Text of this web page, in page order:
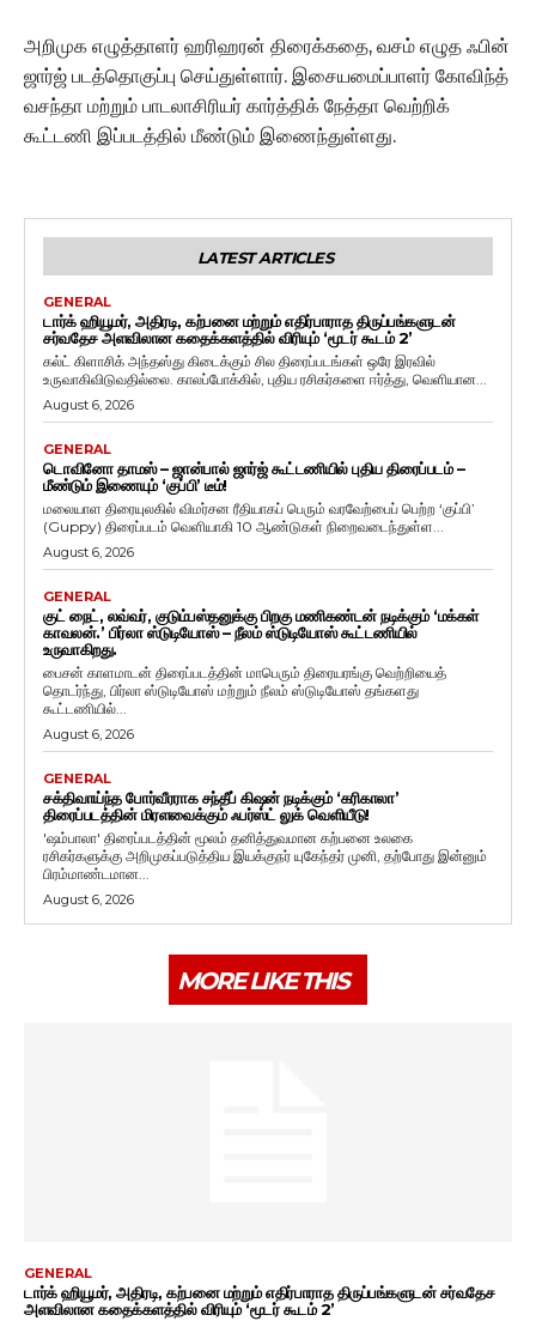
அறிமுக எழுத்தாளர் ஹரிஹரன் திரைக்கதை, வசம் எழுத ஃபின்
ஜார்ஜ் படத்தொகுப்பு செய்துள்ளார். இசையமைப்பாளர் கோவிந்த்
வசந்தா மற்றும் பாடலாசிரியர் கார்த்திக் நேத்தா வெற்றிக்
கூட்டணி இப்படத்தில் மீண்டும் இணைந்துள்ளது.
LATEST ARTICLES
GENERAL
டார்க் ஹியூமர், அதிரடி, கற்பனை மற்றும் எதிர்பாராத திருப்பங்களுடன்
சர்வதேச அளவிலான கதைக்களத்தில் விரியும் ‘மூடர் கூடம் 2’
கல்ட் கிளாசிக் அந்தஸ்து கிடைக்கும் சில திரைப்படங்கள் ஒரே இரவில்
உருவாகிவிடுவதில்லை. காலப்போக்கில், புதிய ரசிகர்களை ஈர்த்து, வெளியான...
August 6, 2026
GENERAL
டொவினோ தாமஸ் – ஜான்பால் ஜார்ஜ் கூட்டணியில் புதிய திரைப்படம் –
மீண்டும் இணையும் ‘குப்பி’ டீம்!
மலையாள திரையுலகில் விமர்சன ரீதியாகப் பெரும் வரவேற்பைப் பெற்ற ‘குப்பி’
(Guppy) திரைப்படம் வெளியாகி 10 ஆண்டுகள் நிறைவடைந்துள்ள...
August 6, 2026
GENERAL
குட் நைட், லவ்வர், குடும்பஸ்தனுக்கு பிறகு மணிகண்டன் நடிக்கும் ‘மக்கள்
காவலன்.’ பிர்லா ஸ்டுடியோஸ் – நீலம் ஸ்டுடியோஸ் கூட்டணியில்
உருவாகிறது.
பைசன் காளமாடன் திரைப்படத்தின் மாபெரும் திரையரங்கு வெற்றியைத்
தொடர்ந்து, பிர்லா ஸ்டுடியோஸ் மற்றும் நீலம் ஸ்டுடியோஸ் தங்களது
கூட்டணியில்...
August 6, 2026
GENERAL
சக்திவாய்ந்த போர்வீரராக சந்தீப் கிஷன் நடிக்கும் ‘கரிகாலா’
திரைப்படத்தின் மிரளவைக்கும் ஃபர்ஸ்ட் லுக் வெளியீடு!
'ஷம்பாலா' திரைப்படத்தின் மூலம் தனித்துவமான கற்பனை உலகை
ரசிகர்களுக்கு அறிமுகப்படுத்திய இயக்குநர் யுகேந்தர் முனி, தற்போது இன்னும்
பிரம்மாண்டமான...
August 6, 2026
MORE LIKE THIS
GENERAL
டார்க் ஹியூமர், அதிரடி, கற்பனை மற்றும் எதிர்பாராத திருப்பங்களுடன் சர்வதேச
அளவிலான கதைக்களத்தில் விரியும் ‘மூடர் கூடம் 2’